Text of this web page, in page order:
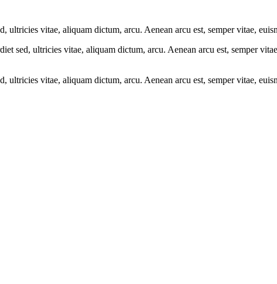
vitae, aliquam dictum, arcu. Aenean arcu est, semper vitae,
sed, ultricies vitae, aliquam dictum, arcu. Aenean arcu est, semper
vitae, aliquam dictum, arcu. Aenean arcu est, semper vitae,